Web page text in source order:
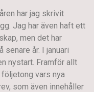
har jag skrivit
Jag har även haft ett
men det har
år. I januari
nystart. Framför allt
vars nya
som även innehåller